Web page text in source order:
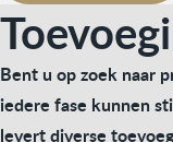
Bent u op zoek naar
iedere fase kunnen
levert diverse